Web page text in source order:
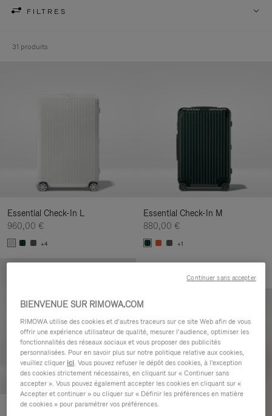
FILTRES
31 produits
Essential Check-In L
960,00 €
+4
Essential Check-In M
880,00 €
+1
Essential Cabin
BIENVENUE SUR RIMOWA.COM
RIMOWA utilise des cookies et d’autres traceurs sur ce site Web afin de vous
offrir une expérience utilisateur de qualité, mesurer l’audience, optimiser les
fonctionnalités des réseaux sociaux et vous proposer des publicités
personnalisées. Pour en savoir plus sur notre politique relative aux cookies,
veuillez cliquer ici. Vous pouvez refuser le dépôt des cookies, à l'exception
des cookies strictement nécessaires, en cliquant sur « Continuer sans
accepter ». Vous pouvez également accepter les cookies en cliquant sur «
Accepter et continuer » ou cliquer sur « Définir les préférences en matière
de cookies » pour paramétrer vos préférences.
Continuer sans accepter